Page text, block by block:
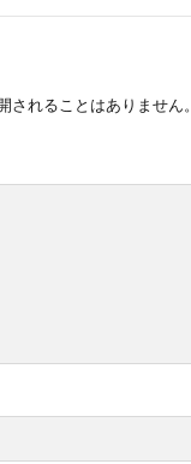
されることはありません。